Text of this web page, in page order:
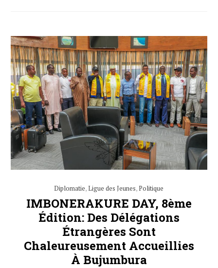
Diplomatie,Ligue des Jeunes,Politique
IMBONERAKURE DAY, 8ème
Édition: Des Délégations
Étrangères Sont
Chaleureusement Accueillies
À Bujumbura